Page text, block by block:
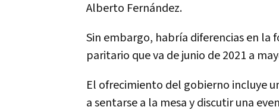
Alberto Fernández.
Sin embargo, habría diferencias en la
paritario que va de junio de 2021 a
El ofrecimiento del gobierno incluye
a sentarse a la mesa y discutir una